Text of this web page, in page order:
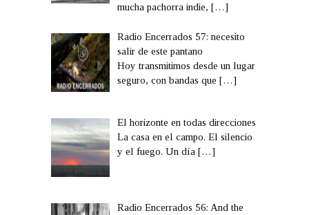
mucha pachorra indie,[…]
Radio Encerrados 57: necesito
salir de este pantano
Hoy transmitimos desde un lugar
seguro, con bandas que[…]
El horizonte en todas direcciones
La casa en el campo. El silencio
y el fuego. Un día[…]
Radio Encerrados 56: And the